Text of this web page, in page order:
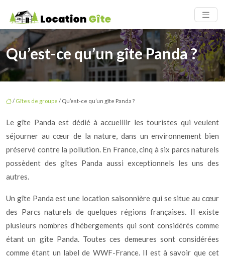
Qu’est-ce qu’un gîte Panda ?
/ Gîtes de groupe / Qu’est-ce qu’un gîte Panda ?
Le gîte Panda est dédié à accueillir les touristes qui veulent
séjourner au cœur de la nature, dans un environnement bien
préservé contre la pollution. En France, cinq à six parcs naturels
possèdent des gîtes Panda aussi exceptionnels les uns des
autres.
Un gîte Panda est une location saisonnière qui se situe au cœur
des Parcs naturels de quelques régions françaises. Il existe
plusieurs nombres d’hébergements qui sont considérés comme
étant un gîte Panda. Toutes ces demeures sont considérées
comme étant un label de WWF-France. Il est à savoir que cet